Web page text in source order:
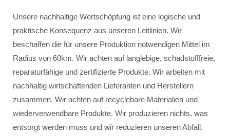
Unsere nachhaltige Wertschöpfung ist eine logische und
praktische Konsequenz aus unseren Leitlinien. Wir
beschaffen die für unsere Produktion notwendigen Mittel im
Radius von 60km. Wir achten auf langlebige, schadstofffreie,
reparaturfähige und zertifizierte Produkte. Wir arbeiten mit
nachhaltig wirtschaftenden Lieferanten und Herstellern
zusammen. Wir achten auf recyclebare Materialien und
wiederverwendbare Produkte. Wir produzieren nichts, was
entsorgt werden muss und wir reduzieren unseren Abfall.